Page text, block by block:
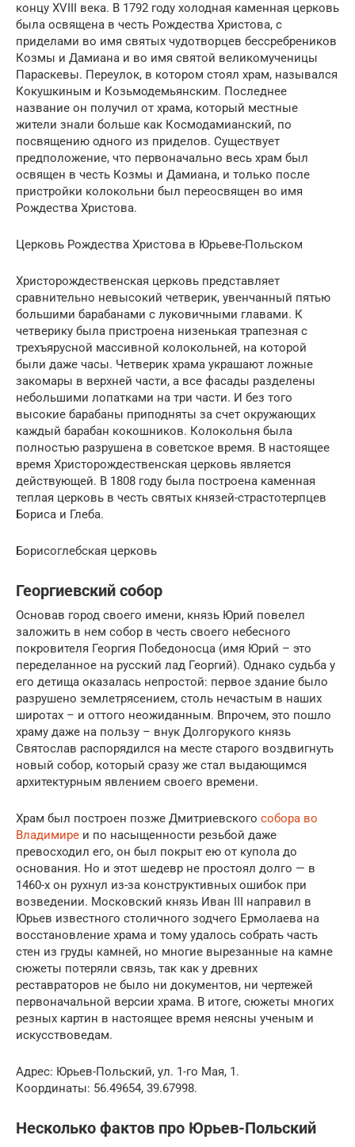
концу XVIII века. В 1792 году холодная каменная церковь
была освящена в честь Рождества Христова, с
приделами во имя святых чудотворцев бессребреников
Козмы и Дамиана и во имя святой великомученицы
Параскевы. Переулок, в котором стоял храм, назывался
Кокушкиным и Козьмодемьянским. Последнее
название он получил от храма, который местные
жители знали больше как Космодамианский, по
посвящению одного из приделов. Существует
предположение, что первоначально весь храм был
освящен в честь Козмы и Дамиана, и только после
пристройки колокольни был переосвящен во имя
Рождества Христова.
Церковь Рождества Христова в Юрьеве-Польском
Христорождественская церковь представляет
сравнительно невысокий четверик, увенчанный пятью
большими барабанами с луковичными главами. К
четверику была пристроена низенькая трапезная с
трехъярусной массивной колокольней, на которой
были даже часы. Четверик храма украшают ложные
закомары в верхней части, а все фасады разделены
небольшими лопатками на три части. И без того
высокие барабаны приподняты за счет окружающих
каждый барабан кокошников. Колокольня была
полностью разрушена в советское время. В настоящее
время Христорождественская церковь является
действующей. В 1808 году была построена каменная
теплая церковь в честь святых князей-страстотерпцев
Бориса и Глеба.
Борисоглебская церковь
Георгиевский собор
Основав город своего имени, князь Юрий повелел
заложить в нем собор в честь своего небесного
покровителя Георгия Победоносца (имя Юрий – это
переделанное на русский лад Георгий). Однако судьба у
его детища оказалась непростой: первое здание было
разрушено землетрясением, столь нечастым в наших
широтах – и оттого неожиданным. Впрочем, это пошло
храму даже на пользу – внук Долгорукого князь
Святослав распорядился на месте старого воздвигнуть
новый собор, который сразу же стал выдающимся
архитектурным явлением своего времени.
Храм был построен позже Дмитриевского собора во
Владимире и по насыщенности резьбой даже
превосходил его, он был покрыт ею от купола до
основания. Но и этот шедевр не простоял долго — в
1460-х он рухнул из-за конструктивных ошибок при
возведении. Московский князь Иван III направил в
Юрьев известного столичного зодчего Ермолаева на
восстановление храма и тому удалось собрать часть
стен из груды камней, но многие вырезанные на камне
сюжеты потеряли связь, так как у древних
реставраторов не было ни документов, ни чертежей
первоначальной версии храма. В итоге, сюжеты многих
резных картин в настоящее время неясны ученым и
искусствоведам.
Адрес: Юрьев-Польский, ул. 1-го Мая, 1.
Координаты: 56.49654, 39.67998.
Несколько фактов про Юрьев-Польский